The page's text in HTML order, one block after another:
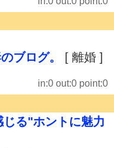
ブログ。
[ 離婚 ]
in:0 out:0 point:0
る"ホントに魅力